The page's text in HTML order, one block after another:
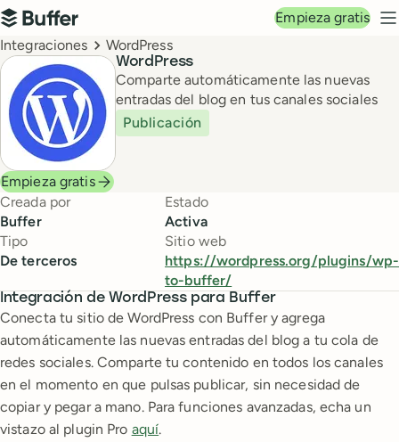
Navegación principal
Buffer
Empieza gratis
Breadcrumbs
Integraciones WordPress
WordPress
Comparte automáticamente las nuevas
entradas del blog en tus canales sociales
Publicación
Empieza gratis
Creada por
Buffer
Estado
Activa
Tipo
De terceros
Sitio web
https://wordpress.org/plugins/wp-
to-buffer/
Integración de WordPress para Buffer
Conecta tu sitio de WordPress con Buffer y agrega
automáticamente las nuevas entradas del blog a tu cola de
redes sociales. Comparte tu contenido en todos los canales
en el momento en que pulsas publicar, sin necesidad de
copiar y pegar a mano. Para funciones avanzadas, echa un
vistazo al plugin Pro aquí.